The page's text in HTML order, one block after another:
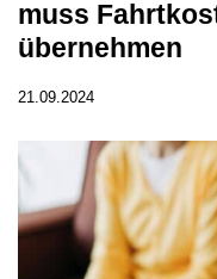
muss
übernehmen
21.09.2024